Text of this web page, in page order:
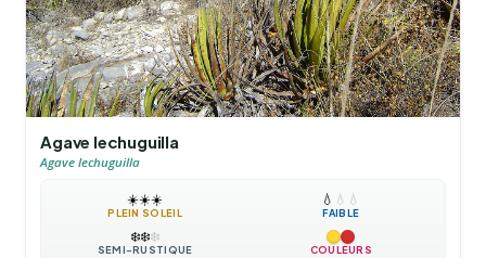
Agave lechuguilla
Agave lechuguilla
☀️☀️☀️
PLEIN SOLEIL
💧 💧 💧
FAIBLE
❄️❄️❄️
SEMI-RUSTIQUE COULEURS